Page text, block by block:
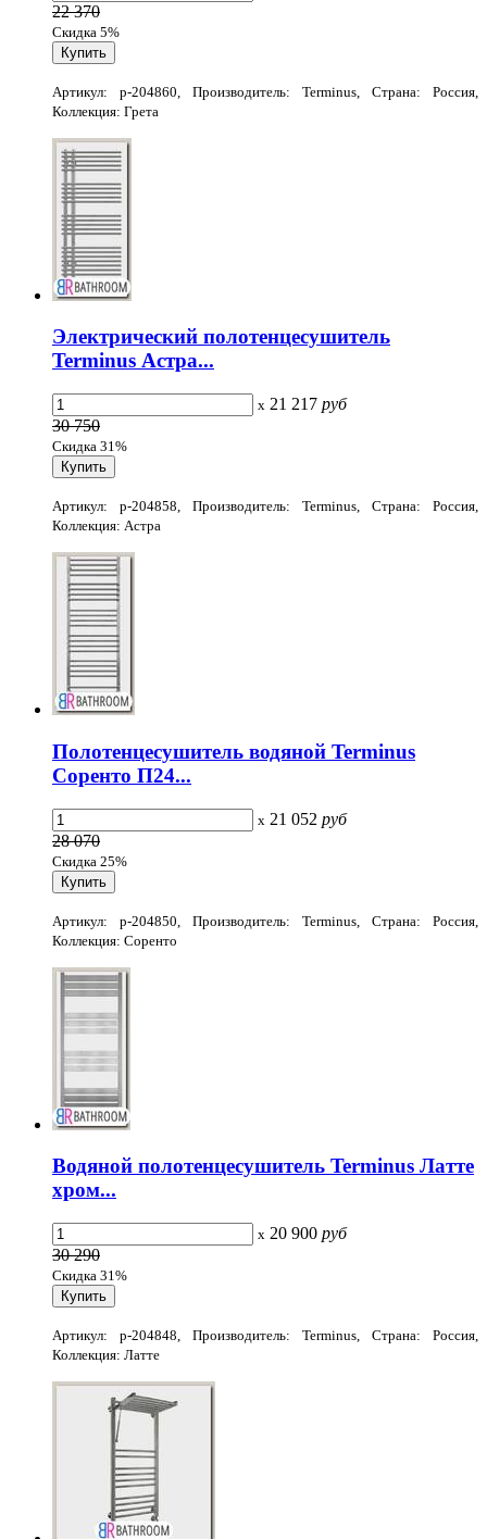
22 370
Скидка 5%
Артикул: p-204860, Производитель: Terminus, Страна: Россия,
Коллекция: Грета
Электрический полотенцесушитель
Terminus Астра...
x 21 217 руб
30 750
Скидка 31%
Артикул: p-204858, Производитель: Terminus, Страна: Россия,
Коллекция: Астра
Полотенцесушитель водяной Terminus
Соренто П24...
x 21 052 руб
28 070
Скидка 25%
Артикул: p-204850, Производитель: Terminus, Страна: Россия,
Коллекция: Соренто
Водяной полотенцесушитель Terminus Латте
хром...
x 20 900 руб
30 290
Скидка 31%
Артикул: p-204848, Производитель: Terminus, Страна: Россия,
Коллекция: Латте